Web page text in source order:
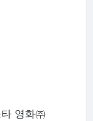
영화㈜